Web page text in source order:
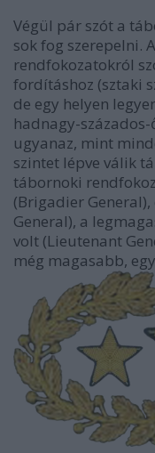
Végül pár szót a
sok fog szerepelni.
rendfokozatokról
fordításhoz (sztaki
de egy helyen
hadnagy-
ugyanaz, mint
szintet lépve válik
tábornoki
(Brigadier
General), a
volt (Lieutenant
még magasabb,